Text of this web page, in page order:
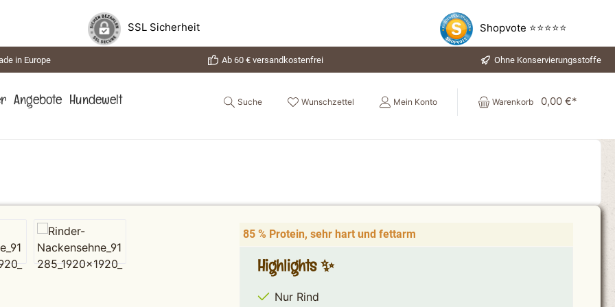
SSL Sicherheit Shopvote ⭐⭐⭐⭐⭐
in Europe Ab 60 € versandkostenfrei Ohne Konservierungsstoffe
Angebote Hundewelt Suche Wunschzettel Mein Konto Warenkorb 0,00 €*
85 % Protein, sehr hart und fettarm
Highlights ✨
Nur Rind